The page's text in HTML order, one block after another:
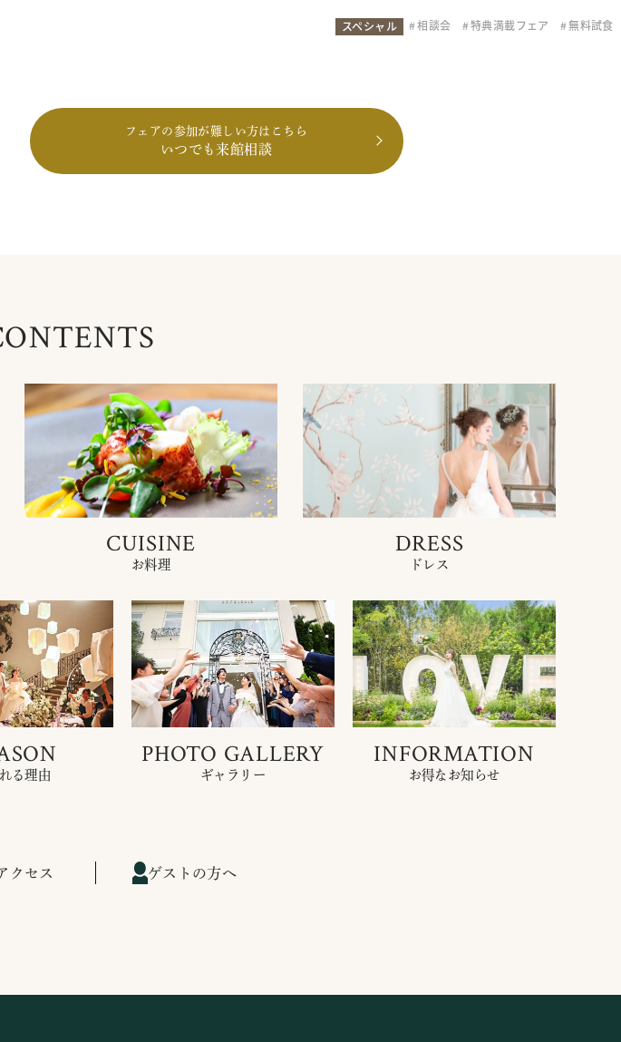
スペシャル 相談会 特典満載フェア 無料試食
フェアの参加が難しい方はこちら
いつでも来館相談
CUISINE
お料理
DRESS
ドレス
る理由
PHOTO GALLERY
ギャラリー
INFORMATION
お得なお知らせ
クセス ゲストの方へ